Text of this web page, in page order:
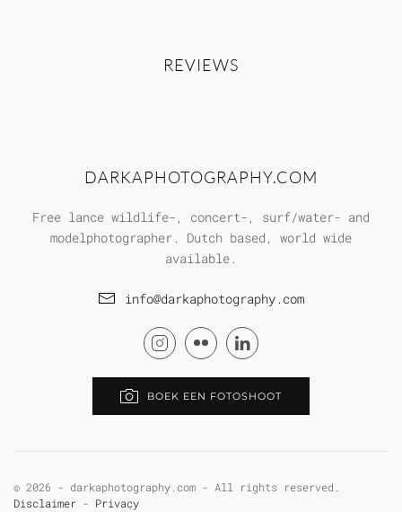
REVIEWS
DARKAPHOTOGRAPHY.COM
Free lance wildlife-, concert-, surf/water- and
modelphotographer. Dutch based, world wide
available.
info@darkaphotography.com
BOEK EEN FOTOSHOOT
© 2026 - darkaphotography.com - All rights reserved.
Disclaimer - Privacy